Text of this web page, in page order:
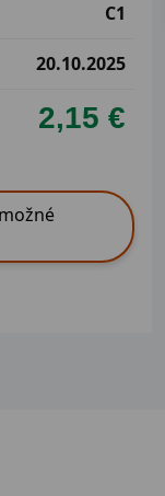
C1
20.10.2025
2,15 €